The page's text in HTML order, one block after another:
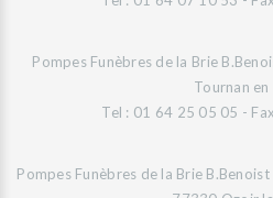
Pompes Funèbres de la Brie
Tournan en
Tel : 01 64 25 05 05 -
Pompes Funèbres de la Brie